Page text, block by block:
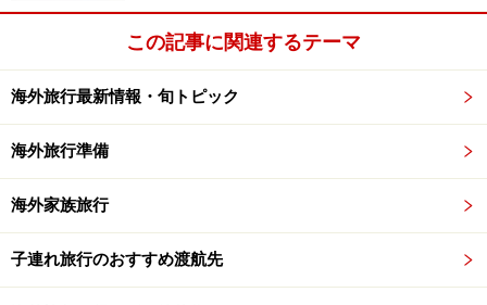
容量から利用者も増えています。とはいえ国際線は、受
託手荷物（スーツケースなど航空会社に預ける手荷物の
とから、衝撃に強いハードタイプのものを用意したほう
が安心です。
ハードタイプのスーツケースは、保安面でもメリットが
あります。カッターで簡単に破損・開封できるソフトタ
イプのものは、盗難の標的になりやすく、そうした被害
も数多く報告されています。
この記事に関連するテーマ
海外旅行最新情報・旬トピック
海外旅行準備
海外家族旅行
子連れ旅行のおすすめ渡航先